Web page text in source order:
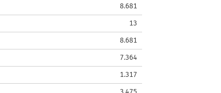
8.681
13
8.681
7.364
1.317